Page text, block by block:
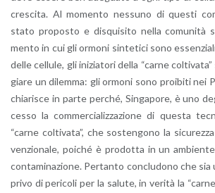
cre­sci­ta. Al mo­men­to nes­su­no di que­sti
stato pro­po­sto e di­squi­si­to nella co­mu­ni­tà
men­to in cui gli or­mo­ni sin­te­ti­ci sono
delle cel­lu­le, gli ini­zia­to­ri della “carne
gia­re un di­lem­ma: gli or­mo­ni sono proi­bi­ti nei
chia­ri­sce in parte per­ché, Sin­ga­po­re, è uno
ces­so la com­mer­cia­liz­za­zio­ne di que­sta
“carne col­ti­va­ta”, che so­sten­go­no la
ven­zio­na­le, poi­ché è pro­dot­ta in un
con­ta­mi­na­zio­ne. Per­tan­to con­clu­do­no che
privo di pe­ri­co­li per la sa­lu­te, in ve­ri­tà la